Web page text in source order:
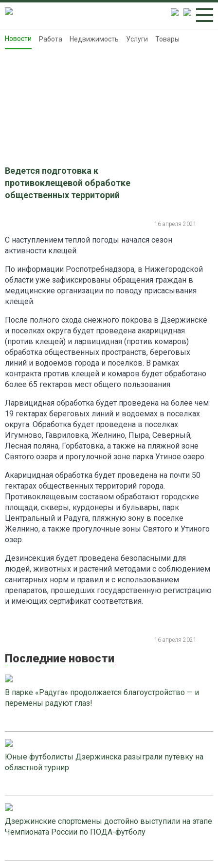
Новости
Новости Работа Недвижимость Услуги Товары
Ведется подготовка к
противоклещевой обработке
общественных территорий
16 апреля 2021
С наступлением теплой погоды начался сезон
активности клещей.
По информации Роспотребнадзора, в Нижегородской
области уже зафиксированы обращения граждан в
медицинские организации по поводу присасывания
клещей.
После полного схода снежного покрова в Дзержинске
и поселках округа будет проведена акарицидная
(против клещей) и ларвицидная (против комаров)
обработка общественных пространств, береговых
линий и водоемов города и поселков. В рамках
контракта против клещей и комаров будет обработано
более 65 гектаров мест общего пользования.
Ларвицидная обработка будет проведена на более чем
19 гектарах береговых линий и водоемах в поселках
округа. Обработка будет проведена в поселках
Игумново, Гавриловка, Желнино, Пыра, Северный,
Лесная поляна, Горбатовка, а также на пляжной зоне
Святого озера и прогулочной зоне парка Утиное озеро.
Акарицидная обработка будет проведена на почти 50
гектарах общественных территорий города.
Противоклещевым составом обработают городские
площади, скверы, курдонеры и бульвары, парк
Центральный и Радуга, пляжную зону в поселке
Желнино, а также прогулочные зоны Святого и Утиного
озер.
Дезинсекция будет проведена безопасными для
людей, животных и растений методами с соблюдением
санитарных норм и правил и с использованием
препаратов, прошедших государственную регистрацию
и имеющих сертификат соответствия.
16 апреля 2021
Последние новости
В парке «Радуга» продолжается благоустройство — и
перемены радуют глаз!
Юные футболисты Дзержинска разыграли путёвку на
областной турнир
Дзержинские спортсмены достойно выступили на этапе
Чемпионата России по ПОДА-футболу